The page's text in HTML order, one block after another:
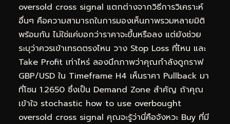
oversold cross signal แตกต่างจากวิธีการวิเคราะห์
อื่นๆ คือความสามารถในการมองเห็นภาพรวมหลายมิติ
พร้อมกัน ไม่ใช่แค่บอกว่าราคาจะขึ้นหรือลง แต่ยังช่วย
ระบุว่าควรเข้าเทรดตรงไหน วาง Stop Loss ที่ไหน และ
Take Profit เท่าไหร่ ลองนึกภาพว่าคุณกำลังดูกราฟ
GBP/USD ใน Timeframe H4 เห็นราคา Pullback มา
ที่โซน 1.2650 ซึ่งเป็น Demand Zone สำคัญ ถ้าคุณ
เข้าใจ stochastic how to use overbought
oversold cross signal คุณจะรู้ว่านี่คือจังหวะ Buy ที่มี